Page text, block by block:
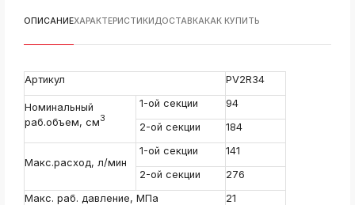
ksldkfjsdlfkjsls;ldfkgjsdl;kfkфыва
k
ksldkfjsdlfkjsls;ldfkgjsdl;kfkфыва
ksldkfjsdlfkjsls;ldfkgjsdl;kfkфыва
ksldkfjsdlfkjsls;ldfkgjsdl;kfkфыва
ОПИСАНИЕХАРАКТЕРИСТИКИ ДОСТАВКАКАК КУПИТЬ
Артикул PV2R34
Номинальный
раб.объем, см3
1-ой секции
94
2-ой секции
184
Макс.расход, л/мин
1-ой секции
141
2-ой секции
276
Макс. раб. давление, МПа
21